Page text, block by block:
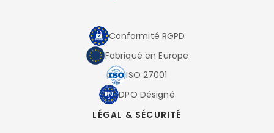
Conformité RGPD
Fabriqué en Europe
ISO 27001
DPO Désigné
LÉGAL & SÉCURITÉ